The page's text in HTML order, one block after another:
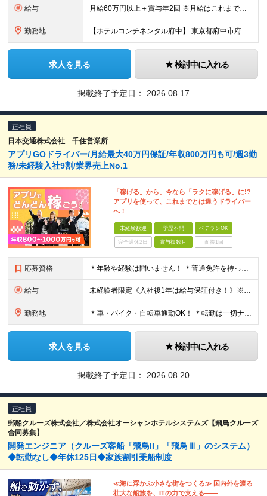
給与 月給60万円以上＋賞与年2回 ※月給はこれまでの実績やスキル等に応じて決定します ※試用期間は6ヶ月。その間は月給50万円となります
勤務地 【ホテルコンチネンタル府中】 東京都府中市府中町1-5-1 ※(変更の範囲)上記を除く当社関連勤務地
求人を見る 検討中に入れる
掲載終了予定日： 2026.08.17
正社員
日本交通株式会社 千住営業所
アプリGOドライバー/月給最大40万円保証/年収800万円も可/週3勤
務/未経験入社9割/業界売上No.1
「稼げる」から、今なら「ラクに稼げる」に!?
アプリを使って、これまでとは違うドライバー
へ！
未経験歓迎 学歴不問 ベテランOK
完全週休2日 賞与複数月 面接1回
応募資格 ＊年齢や経験は問いません！ ＊普通免許を持っていればOK！ ◆学歴不問 ◆未経験歓迎 ◆普通自動車免許（AT限定可） ＼こんな方にオススメ！／ ◇車の運転が得意な方 ◇観光に興味がある、または好き
給与 未経験者限定《入社後1年は給与保証付き！》※規定有 ◆配属後3ヶ月間：月給40万円を補償 ◆その後の9ヶ月間：月給35万円を補償 新人を含む平均月収は"57万円"、平均年収は"600万円"です。 未経
勤務地 ＊車・バイク・自転車通勤OK！ ＊転勤は一切ナシ！ ＊U・Iターン歓迎！ 【千住営業所】 東京都足立区足立三丁目26番13号 (変更の範囲)上記を除く当社関連勤務地
求人を見る 検討中に入れる
掲載終了予定日： 2026.08.20
正社員
郵船クルーズ株式会社／株式会社オーシャンホテルシステムズ【飛鳥クルーズ
合同募集】
開発エンジニア（クルーズ客船「飛鳥II」「飛鳥Ⅲ」のシステム）
◆転勤なし◆年休125日◆家族割引乗船制度
≪海に浮かぶ小さな街をつくる≫ 国内外を渡る
壮大な船旅を、ITの力で支える――